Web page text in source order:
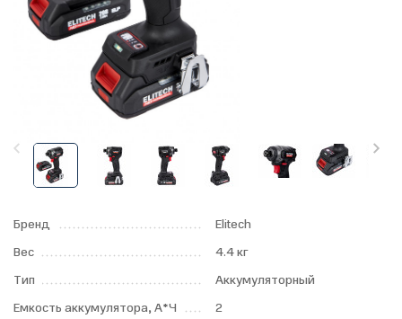
Бренд
Elitech
Вес
4.4 кг
Тип
Аккумуляторный
Емкость аккумулятора, А*Ч
2